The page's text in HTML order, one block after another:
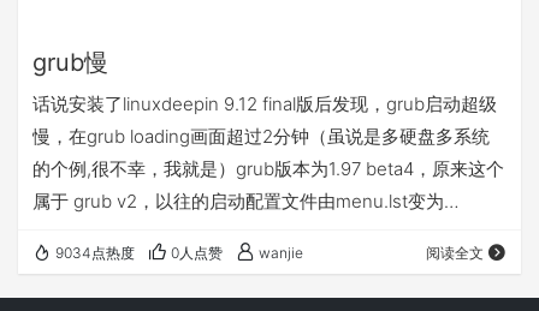
grub慢
话说安装了linuxdeepin 9.12 final版后发现，grub启动超级
慢，在grub loading画面超过2分钟（虽说是多硬盘多系统
的个例,很不幸，我就是）grub版本为1.97 beta4，原来这个
属于 grub v2，以往的启动配置文件由menu.lst变为
兴趣的赶紧点这个链接grub v2 手册研究一下吧。 网上说似
乎是grub v2 bug,不知为啥没修复，反馈的用户很多，有兴
9034点热度 0人点赞 wanjie 阅读全文